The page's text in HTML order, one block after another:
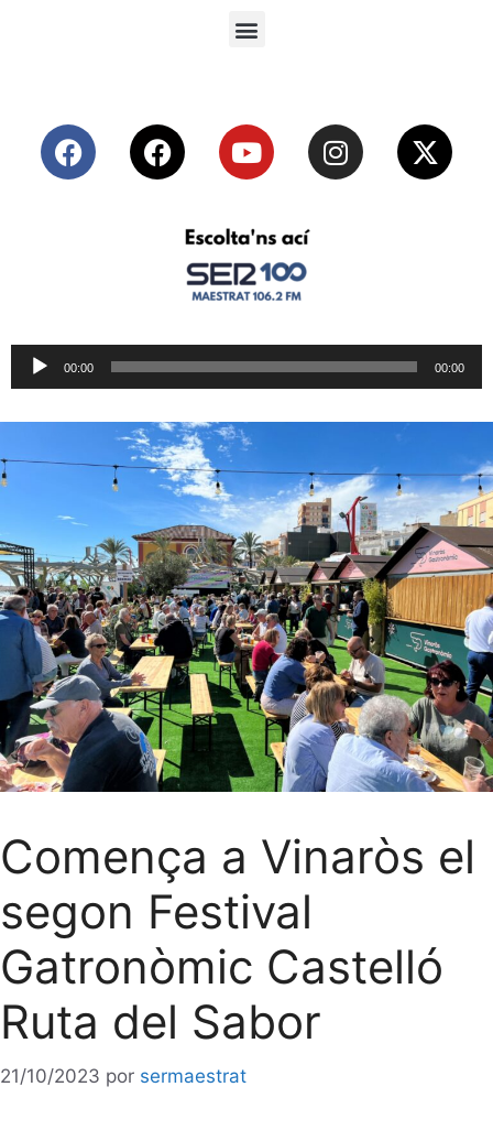
Reproductor
de
00:00 00:00
Comença a Vinaròs el
segon Festival
Gatronòmic Castelló
Ruta del Sabor
21/10/2023 por sermaestrat